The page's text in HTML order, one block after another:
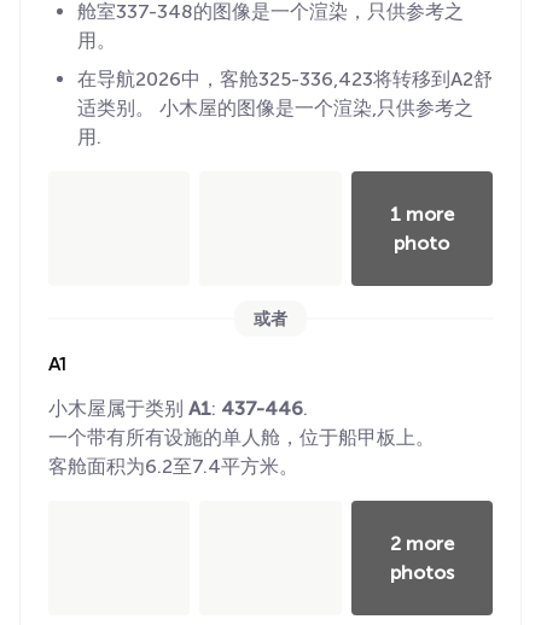
舱室337-348的图像是一个渲染，只供参考之
用。
在导航2026中，客舱325-336,423将转移到A2舒
适类别。 小木屋的图像是一个渲染,只供参考之
用.
1 more
photo
或者
A1
小木屋属于类别 A1: 437-446.
一个带有所有设施的单人舱，位于船甲板上。
客舱面积为6.2至7.4平方米。
2 more
photos